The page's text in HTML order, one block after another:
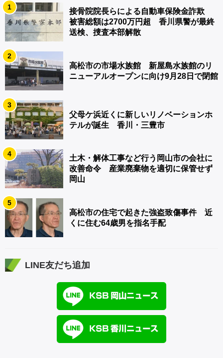
1
接骨院院長らによる自動車保険金詐欺
被害総額は2700万円超 香川県警が最終
送検、捜査本部解散
2
高松市の市場水族館 新屋島水族館のリ
ニューアルオープンに向け9月28日で閉館
3
父母ケ浜近くに新しいリノベーションホ
テルが誕生 香川・三豊市
4
土木・解体工事など行う岡山市の会社に
改善命令 産業廃棄物を適切に保管せず
岡山
5
高松市の住宅で起きた強盗致傷事件 近
くに住む64歳男を指名手配
LINE友だち追加